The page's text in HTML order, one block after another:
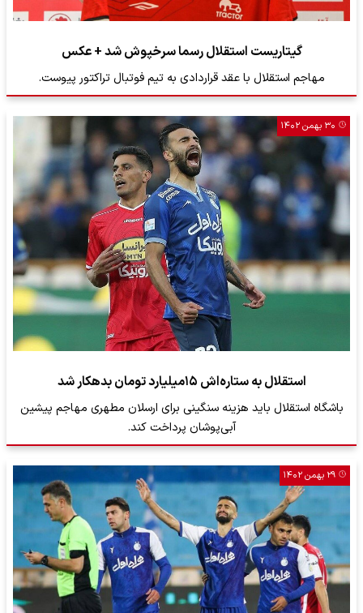
گیتاریست استقلال رسما سرخپوش شد + عکس
مهاجم استقلال با عقد قراردادی به تیم فوتبال تراکتور پیوست.
۳۰ بهمن ۱۴۰۲
استقلال به ستاره‌اش ۱۵میلیارد تومان بدهکار شد
باشگاه استقلال باید هزینه سنگینی برای ارسلان مطهری مهاجم پیشین
آبی‌پوشان پرداخت کند.
۲۹ بهمن ۱۴۰۲